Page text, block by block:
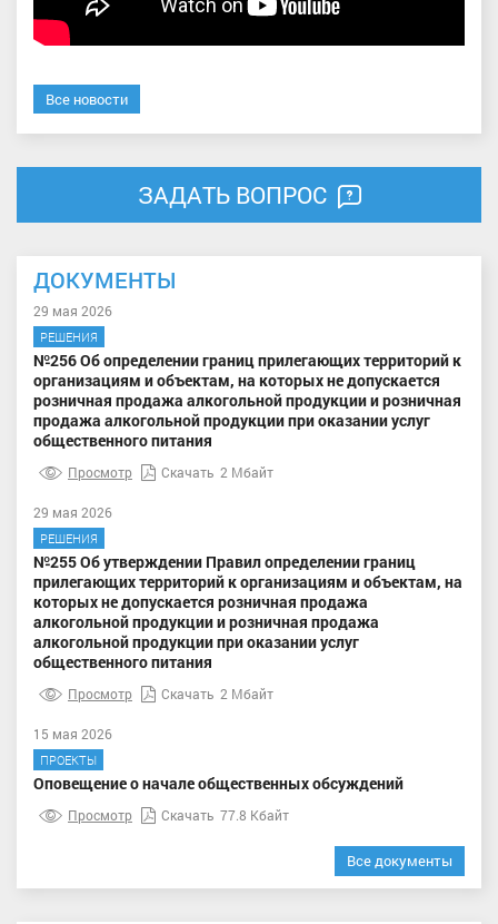
Все новости
ЗАДАТЬ ВОПРОС
ДОКУМЕНТЫ
29 мая 2026
РЕШЕНИЯ
№256 Об определении границ прилегающих территорий к
организациям и объектам, на которых не допускается
розничная продажа алкогольной продукции и розничная
продажа алкогольной продукции при оказании услуг
общественного питания
Просмотр Скачать 2 Мбайт
29 мая 2026
РЕШЕНИЯ
№255 Об утверждении Правил определении границ
прилегающих территорий к организациям и объектам, на
которых не допускается розничная продажа
алкогольной продукции и розничная продажа
алкогольной продукции при оказании услуг
общественного питания
Просмотр Скачать 2 Мбайт
15 мая 2026
ПРОЕКТЫ
Оповещение о начале общественных обсуждений
Просмотр Скачать 77.8 Кбайт
Все документы